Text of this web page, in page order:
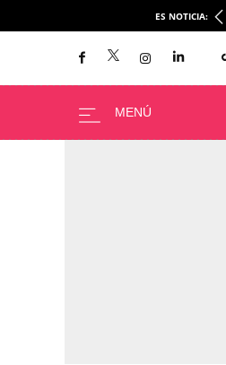
ES NOTICIA: